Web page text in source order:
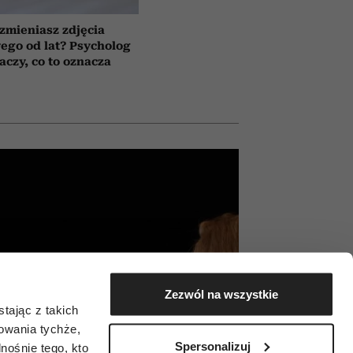
z takich
tychże,
tego, kto
Zezwól na wszystkie
Spersonalizuj
zdjęcia
od lat? Psycholog
co to oznacza